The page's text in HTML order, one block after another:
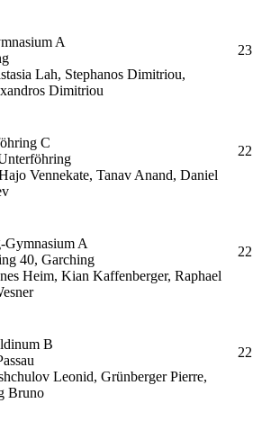
A
Lah, Stephanos Dimitriou,
Dimitriou
23
C
Vennekate, Tanav Anand, Daniel
22
Gymnasium A
40, Garching
Heim, Kian Kaffenberger, Raphael
22
B
Leonid, Grünberger Pierre,
Bruno
22